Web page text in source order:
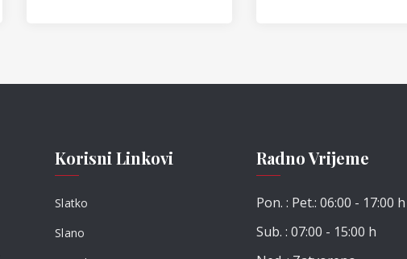
Korisni Linkovi
Slatko
Slano
Radno Vrijeme
Pon. : Pet.: 06:00 - 17:00 h
Sub. : 07:00 - 15:00 h